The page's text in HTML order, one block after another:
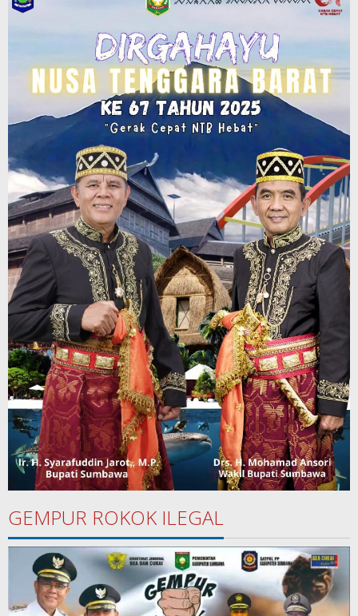
GEMPUR ROKOK ILEGAL